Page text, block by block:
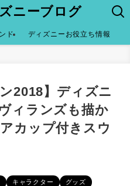
ニーブログ
ド ディズニーお役立ち情報
2018】ディズニ
ィランズも描か
カップ付きスウ
キャラクター
グッズ